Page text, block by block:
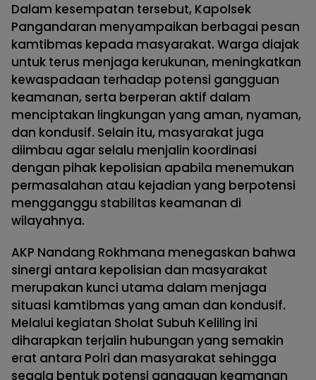
Dalam kesempatan tersebut, Kapolsek
Pangandaran menyampaikan berbagai pesan
kamtibmas kepada masyarakat. Warga diajak
untuk terus menjaga kerukunan, meningkatkan
kewaspadaan terhadap potensi gangguan
keamanan, serta berperan aktif dalam
menciptakan lingkungan yang aman, nyaman,
dan kondusif. Selain itu, masyarakat juga
diimbau agar selalu menjalin koordinasi
dengan pihak kepolisian apabila menemukan
permasalahan atau kejadian yang berpotensi
mengganggu stabilitas keamanan di
wilayahnya.
AKP Nandang Rokhmana menegaskan bahwa
sinergi antara kepolisian dan masyarakat
merupakan kunci utama dalam menjaga
situasi kamtibmas yang aman dan kondusif.
Melalui kegiatan Sholat Subuh Keliling ini
diharapkan terjalin hubungan yang semakin
erat antara Polri dan masyarakat sehingga
segala bentuk potensi gangguan keamanan